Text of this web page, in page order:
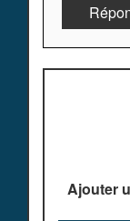
Ajouter